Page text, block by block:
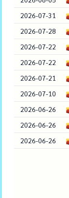
2026-07-31
2026-07-28
2026-07-22
2026-07-22
2026-07-21
2026-07-10
2026-06-26
2026-06-26
2026-06-26